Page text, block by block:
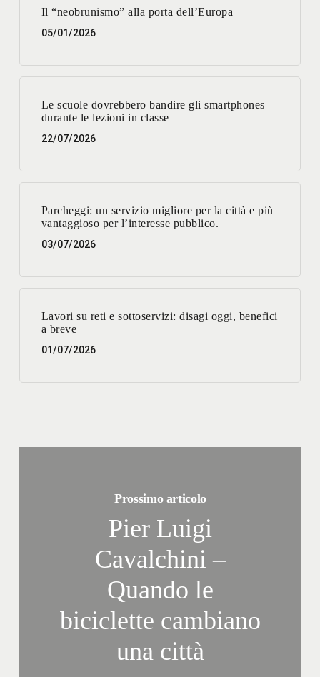
Il “neobrunismo” alla porta dell’Europa
05/01/2026
Le scuole dovrebbero bandire gli smartphones
durante le lezioni in classe
22/07/2026
Parcheggi: un servizio migliore per la città e più
vantaggioso per l’interesse pubblico.
03/07/2026
Lavori su reti e sottoservizi: disagi oggi, benefici
a breve
01/07/2026
Prossimo articolo
Pier Luigi
Cavalchini –
Quando le
biciclette cambiano
una città